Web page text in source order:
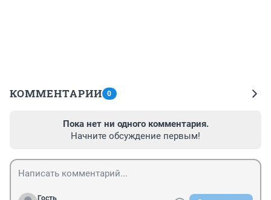
КОММЕНТАРИИ 0
Пока нет ни одного комментария.
Начните обсуждение первым!
Гость